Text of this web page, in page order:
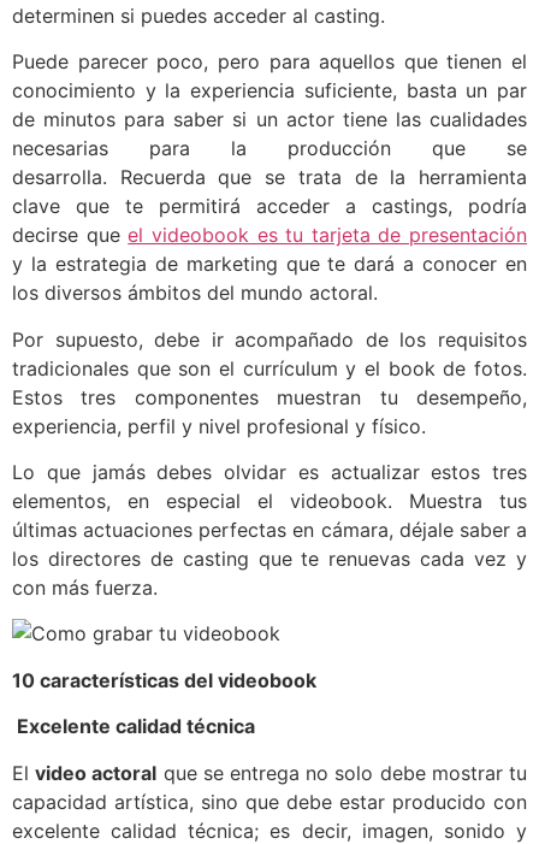
determinen si puedes acceder al casting.
Puede parecer poco, pero para aquellos que tienen el
conocimiento y la experiencia suficiente, basta un par
de minutos para saber si un actor tiene las cualidades
necesarias para la producción que se
desarrolla. Recuerda que se trata de la herramienta
clave que te permitirá acceder a castings, podría
decirse queel videobook es tu tarjeta de presentación
y la estrategia de marketing que te dará a conocer en
los diversos ámbitos del mundo actoral.
Por supuesto, debe ir acompañado de los requisitos
tradicionales que son el currículum y el book de fotos.
Estos tres componentes muestran tu desempeño,
experiencia, perfil y nivel profesional y físico.
Lo que jamás debes olvidar es actualizar estos tres
elementos, en especial el videobook. Muestra tus
últimas actuaciones perfectas en cámara, déjale saber a
los directores de casting que te renuevas cada vez y
con más fuerza.
10 características del videobook
Excelente calidad técnica
Elvideo actoral que se entrega no solo debe mostrar tu
capacidad artística, sino que debe estar producido con
excelente calidad técnica; es decir, imagen, sonido y